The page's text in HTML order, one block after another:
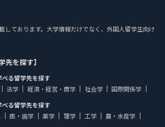
しております。大学情報だけでなく、外国人留学生向け
先を探す】
る留学先を探す
法学 経済・経営・商学 社会学
国際関係学
る留学先を探す
医・歯学 薬学 理学 工学
農・水産学